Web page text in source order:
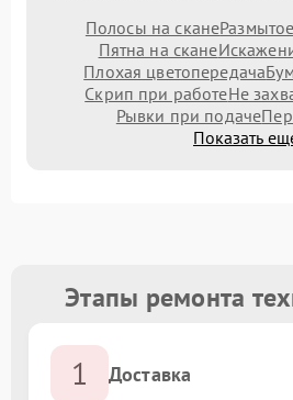
Полосы на скане
Пятна на скане
Плохая цветопередача
Скрип при работеНе
Рывки при подаче
Показать
Этапы ремонта
1 Доставка